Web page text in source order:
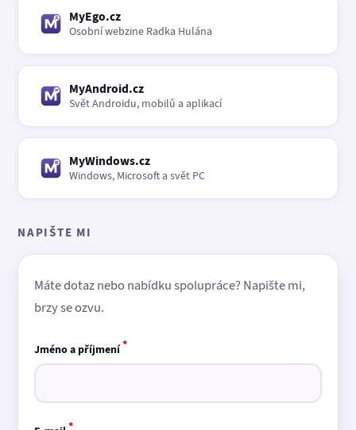
MyEgo.cz
Osobní webzine Radka Hulána
MyAndroid.cz
Svět Androidu, mobilů a aplikací
MyWindows.cz
Windows, Microsoft a svět PC
NAPIŠTE MI
Máte dotaz nebo nabídku spolupráce? Napište mi,
brzy se ozvu.
Jméno a příjmení*
*